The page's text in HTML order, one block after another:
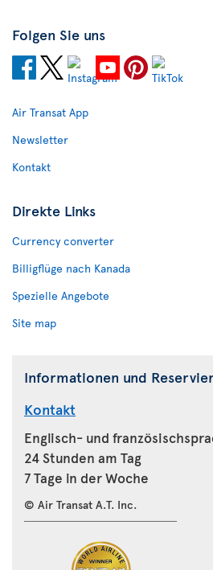
Folgen Sie uns
Air Transat App
Newsletter
Kontakt
Direkte Links
Currency converter
Billigflüge nach Kanada
Spezielle Angebote
Site map
Informationen und
Kontakt
Englisch- und
24 Stunden am Tag
7 Tage in der Woche
© Air Transat A.T. Inc.